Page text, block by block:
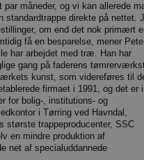
måneder, og vi kan allerede
standardtrappe direkte på nettet.
om end det nok primært
få en besparelse, mener
har arbejdet med træ. Han har
gang på faderens
kunst, som videreføres til
firmaet i 1991, og det er
for bolig-, institutions- og
i Tørring ved Havndal,
største trappeproducenter, SSC
en mindre produktion af
net af specialuddannede